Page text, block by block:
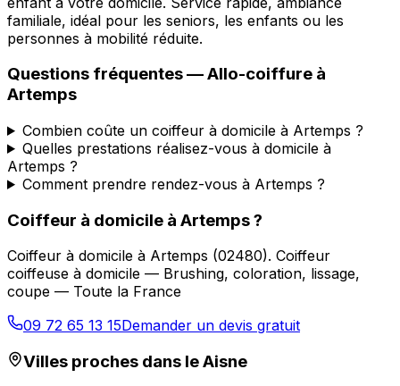
familiale, idéal pour les seniors, les enfants ou les
personnes à mobilité réduite.
Questions fréquentes —Allo-coiffure à
Artemps
Combien coûte un coiffeur à domicile à Artemps ?
Quelles prestations réalisez-vous à domicile à
Artemps ?
Comment prendre rendez-vous à Artemps ?
Coiffeur à domicile à Artemps?
Coiffeur à domicile à Artemps (02480). Coiffeur
coiffeuse à domicile — Brushing, coloration, lissage,
coupe — Toute la France
09 72 65 13 15Demander un devis gratuit
Villes proches dans leAisne